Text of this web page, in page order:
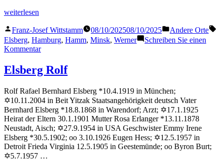
„Elsberg
weiterlesen
Veröffentlicht
von
Franz-Josef Wittstamm 08/10/202508/10/2025
Veröffentlicht
in
Andere Orte
Elsberg, Hamburg, Hamm, Minsk, Werner
Schreiben Sie einen
Kommentarzu
Werner
Elsberg Rolf
Rolf Rafael Bernhard Elsberg *10.4.1919 in München;
✡10.11.2004 in Beit Yitzak Staatsangehörigkeit deutsch Vater
Bernhard Elsberg *18.8.1868 in Warendorf; Arzt; ✡17.1.1925
Heirat der Eltern 30.1.1901 Mutter Rosa Erlanger *13.11.1878
Neustadt, Aisch; ✡27.9.1954 in USA Geschwister Emmy Irene
Elsberg *30.5.1902; oo 3.10.1926 Eugen Hess; ✡12.5.1957 in
Detroit Frieda Virginia 12.5.1905 in Geestemünde; oo Byron Burt;
✡5.7.1957 …